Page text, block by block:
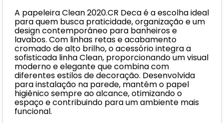
A papeleira Clean 2020.CR Deca é a escolha ideal
para quem busca praticidade, organização e um
design contemporâneo para banheiros e
lavabos. Com linhas retas e acabamento
cromado de alto brilho, o acessório integra a
sofisticada linha Clean, proporcionando um visual
moderno e elegante que combina com
diferentes estilos de decoração. Desenvolvida
para instalação na parede, mantém o papel
higiênico sempre ao alcance, otimizando o
espaço e contribuindo para um ambiente mais
funcional.